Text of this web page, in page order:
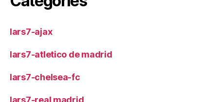
lars7-ajax
lars7-atletico de madrid
lars7-chelsea-fc
lars7-real madrid